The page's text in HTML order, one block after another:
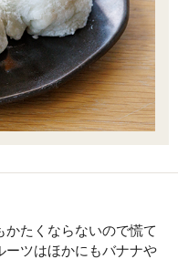
たくならないので慌て
ーツはほかにもバナナや